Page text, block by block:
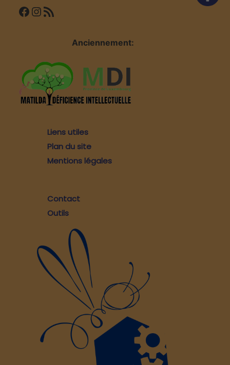
Facebook InstagramFlux RSS
Anciennement:
Liens utiles
Plan du site
Mentions légales
Contact
Outils